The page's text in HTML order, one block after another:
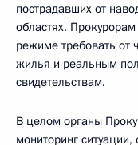
пострадавших от
областях.
режиме требовать от
жилья и реальным
свидетельствам.
В целом органы
мониторинг